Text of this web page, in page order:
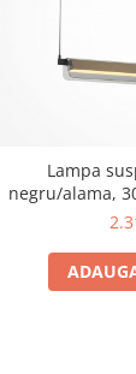
Lampa
negru/alama,
93